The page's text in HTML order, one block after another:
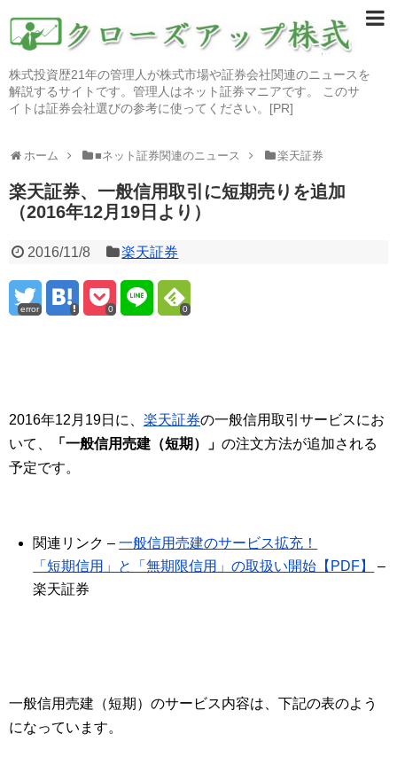
株式投資歴21年の管理人が株式市場や証券会社関連のニュースを
解説するサイトです。管理人はネット証券マニアです。 このサ
イトは証券会社選びの参考に使ってください。[PR]
ホーム ■ネット証券関連のニュース 楽天証券
楽天証券、一般信用取引に短期売りを追加
（2016年12月19日より）
2016/11/8 楽天証券
error 0 0
2016年12月19日に、 楽天証券の一般信用取引サービスにお
いて、
「一般信用売建（短期）」 の注文方法が追加される
予定です。
関連リンク –一般信用売建のサービス拡充！
「短期信用」と「無期限信用」の取扱い開始【PDF】
–
楽天証券
一般信用売建（短期）のサービス内容は、下記の表のよう
になっています。